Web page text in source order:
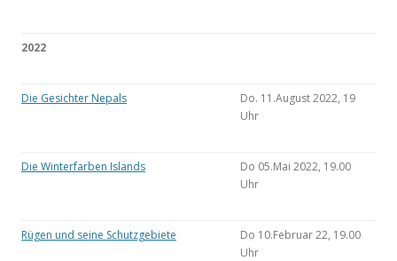
2022
Die Gesichter Nepals
Do. 11.August 2022, 19
Uhr
Die Winterfarben Islands
Do 05.Mai 2022, 19.00
Uhr
Rügen und seine Schutzgebiete
Do 10.Februar 22, 19.00
Uhr